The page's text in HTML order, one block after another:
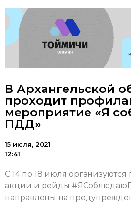
В Архангельской
проходит
мероприятие «Я
ПДД»
15 июля, 2021
12:41
С 14 по 18 июля
акции и рейды
направлены на